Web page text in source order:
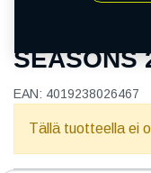
SEASONS
EAN: 4019238026467
Tällä tuotteella ei